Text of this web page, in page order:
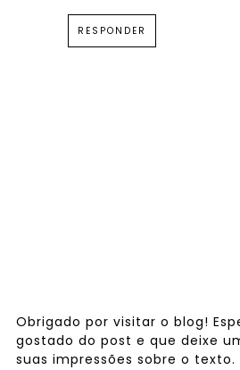
RESPONDER
Obrigado por visitar o blog!
gostado do post e que deixe
suas impressões sobre o texto.